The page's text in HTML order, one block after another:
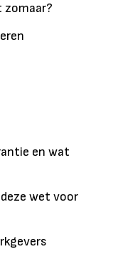
zomaar?
en wat
wet voor